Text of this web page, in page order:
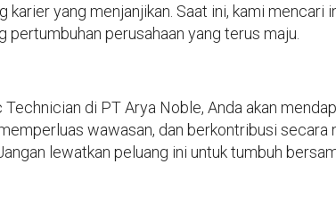
karier yang menjanjikan. Saat ini, kami mencari
pertumbuhan perusahaan yang terus maju.
di PT Arya Noble, Anda akan
wawasan, dan berkontribusi secara
lewatkan peluang ini untuk tumbuh